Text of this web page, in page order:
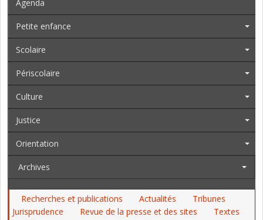
Agenda
Petite enfance
Scolaire
Périscolaire
Culture
Justice
Orientation
Archives
Recherches et publications Actualités
Tribunes
Jurisprudence
Revue de la presse et des sites
Textes